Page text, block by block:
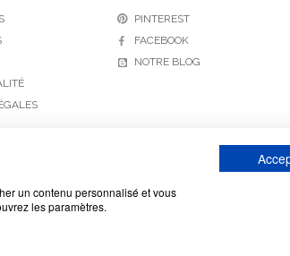
PINTEREST
FACEBOOK
NOTRE BLOG
un contenu personnalisé et vous
les paramètres.